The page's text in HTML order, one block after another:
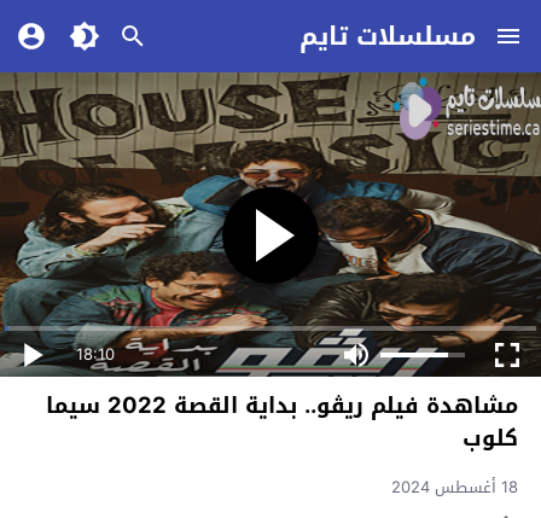
مسلسلات تايم
18:10
مشاهدة فيلم ريڤو.. بداية القصة 2022 سيما
كلوب
18 أغسطس 2024